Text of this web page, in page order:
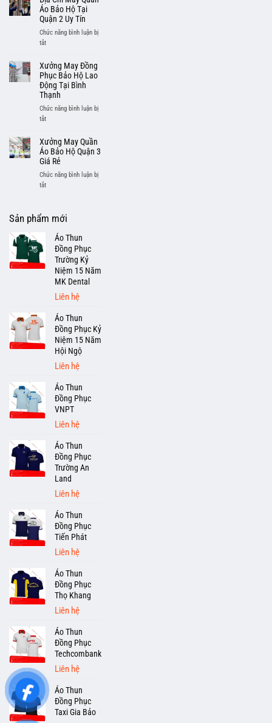
Động
Tại
Quận
5
May
Quần
Áo
Quận
4
Áo Bảo Hộ Tại
Quận 2 Uy Tín
Chức năng bình luận bị
tắtở
Chỉ
May
Quần
Áo
Bảo
2
Uy
Tín
Xưởng May Đồng
Phục Bảo Hộ Lao
Động Tại Bình
Thạnh
Chức năng bình luận bị
tắtở
May
Đồng
Phục
Bảo
Bình
Thạnh
Xưởng May Quần
Áo Bảo Hộ Quận 3
Giá Rẻ
Chức năng bình luận bị
tắtở
Quần
Bảo
Quận
Sản phẩm mới
Áo Thun
Đồng Phục
Trường Kỷ
Niệm 15 Năm
MK Dental
Liên hệ
Áo Thun
Đồng Phục Kỷ
Niệm 15 Năm
Hội Ngộ
Liên hệ
Áo Thun
Đồng Phục
VNPT
Liên hệ
Áo Thun
Đồng Phục
Trường An
Land
Liên hệ
Áo Thun
Đồng Phục
Tiến Phát
Liên hệ
Áo Thun
Đồng Phục
Thọ Khang
Liên hệ
Áo Thun
Đồng Phục
Techcombank
Liên hệ
Áo Thun
Đồng Phục
Taxi Gia Bảo